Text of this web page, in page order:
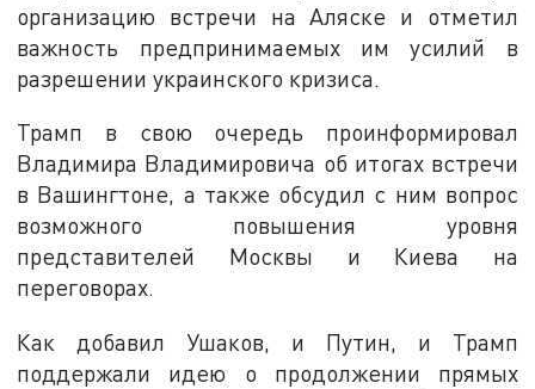
организацию встречи на Аляске и отметил
важность предпринимаемых им усилий в
разрешении украинского кризиса.
Трамп в свою очередь проинформировал
Владимира Владимировича об итогах встречи
в Вашингтоне, а также обсудил с ним вопрос
возможного повышения уровня
представителей Москвы и Киева на
переговорах.
Как добавил Ушаков, и Путин, и Трамп
поддержали идею о продолжении прямых